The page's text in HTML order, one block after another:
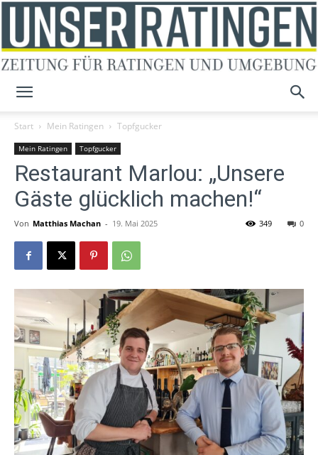
Ratingen
Start Mein Ratingen Topfgucker
Mein Ratingen Topfgucker
Restaurant Marlou: „Unsere
Gäste glücklich machen!“
Von Matthias Machan - 19. Mai 2025 0
349